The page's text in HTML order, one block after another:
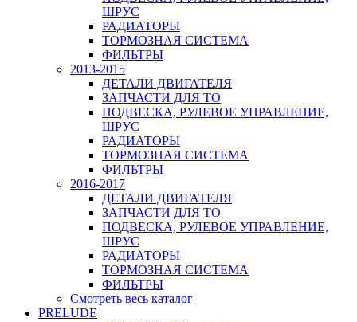
ШРУС
РАДИАТОРЫ
ТОРМОЗНАЯ СИСТЕМА
ФИЛЬТРЫ
2013-2015
ДЕТАЛИ ДВИГАТЕЛЯ
ЗАПЧАСТИ ДЛЯ ТО
ПОДВЕСКА, РУЛЕВОЕ УПРАВЛЕНИЕ,
ШРУС
РАДИАТОРЫ
ТОРМОЗНАЯ СИСТЕМА
ФИЛЬТРЫ
2016-2017
ДЕТАЛИ ДВИГАТЕЛЯ
ЗАПЧАСТИ ДЛЯ ТО
ПОДВЕСКА, РУЛЕВОЕ УПРАВЛЕНИЕ,
ШРУС
РАДИАТОРЫ
ТОРМОЗНАЯ СИСТЕМА
ФИЛЬТРЫ
Смотреть весь каталог
PRELUDE